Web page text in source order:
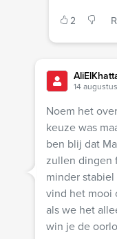
2
14
Noem het
keuze was
ben blij dat
zullen dingen
minder
vind het mooi
als we het
win je de